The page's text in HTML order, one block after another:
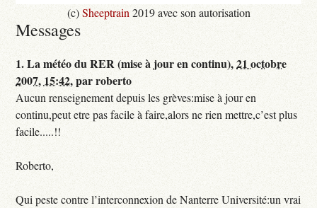
(c)Sheeptrain 2019 avec son autorisation
Messages
1.La météo du RER (mise à jour en continu),21 octobre
2007, 15:42,parroberto
Aucun renseignement depuis les grèves:mise à jour en
continu,peut etre pas facile à faire,alors ne rien mettre,c’est plus
facile.....!!
Roberto,
Qui peste contre l’interconnexion de Nanterre Université:un vrai